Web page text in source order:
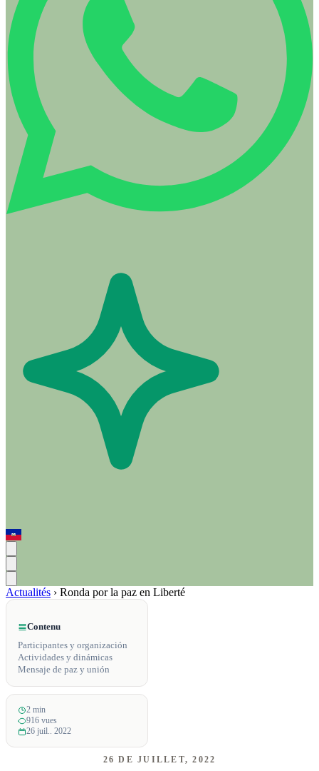
Actualités › Ronda por la paz en Liberté
Contenu
Participantes y organización
Actividades y dinámicas
Mensaje de paz y unión
2 min
916 vues
26 juil.. 2022
26 DE JUILLET, 2022